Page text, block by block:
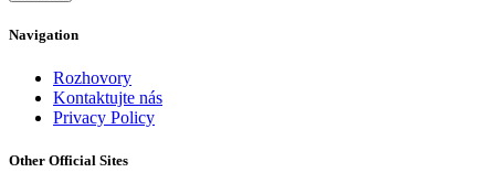
Navigation
Rozhovory
Kontaktujte nás
Privacy Policy
Other Official Sites